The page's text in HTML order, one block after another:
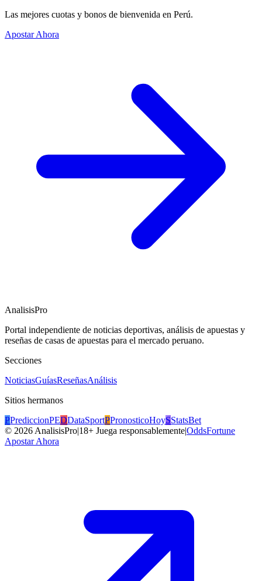
Las mejores cuotas y bonos de bienvenida en Perú.
Apostar Ahora
AnalisisPro
Portal independiente de noticias deportivas, análisis de apuestas y
reseñas de casas de apuestas para el mercado peruano.
Secciones
NoticiasGuíasReseñasAnálisis
Sitios hermanos
PPrediccionPEDDataSportPPronosticoHoySStatsBet
© 2026 AnalisisPro|18+ Juega responsablemente|OddsFortune
Apostar Ahora